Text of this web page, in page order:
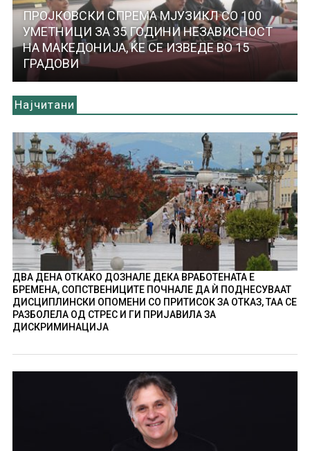
ПРОЈКОВСКИ СПРЕМА МЈУЗИКЛ СО 100
УМЕТНИЦИ ЗА 35 ГОДИНИ НЕЗАВИСНОСТ
НА МАКЕДОНИЈА, ЌЕ СЕ ИЗВЕДЕ ВО 15
ГРАДОВИ
Најчитани
ДВА ДЕНА ОТКАКО ДОЗНАЛЕ ДЕКА ВРАБОТЕНАТА Е
БРЕМЕНА, СОПСТВЕНИЦИТЕ ПОЧНАЛЕ ДА Ѝ ПОДНЕСУВААТ
ДИСЦИПЛИНСКИ ОПОМЕНИ СО ПРИТИСОК ЗА ОТКАЗ, ТАА СЕ
РАЗБОЛЕЛА ОД СТРЕС И ГИ ПРИЈАВИЛА ЗА
ДИСКРИМИНАЦИЈА